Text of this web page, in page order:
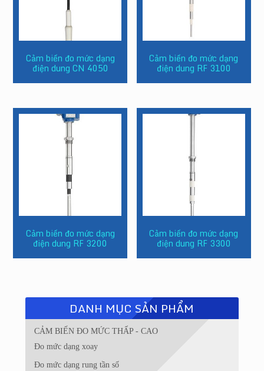
Cảm biến đo mức dạng
điện dung CN 4050
Cảm biến đo mức dạng
điện dung RF 3100
Cảm biến đo mức dạng
điện dung RF 3200
Cảm biến đo mức dạng
điện dung RF 3300
DANH MỤC SẢN PHẨM
CẢM BIẾN ĐO MỨC THẤP - CAO
Đo mức dạng xoay
Đo mức dạng rung tần số